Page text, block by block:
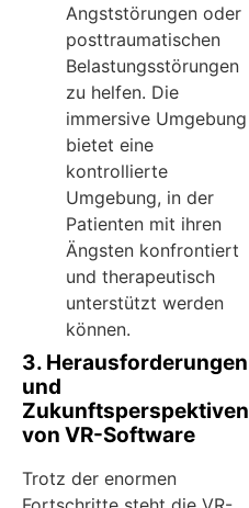
Angststörungen oder
posttraumatischen
Belastungsstörungen
zu helfen. Die
immersive Umgebung
bietet eine
kontrollierte
Umgebung, in der
Patienten mit ihren
Ängsten konfrontiert
und therapeutisch
unterstützt werden
können.
3. Herausforderungen
und
Zukunftsperspektiven
von VR-Software
Trotz der enormen